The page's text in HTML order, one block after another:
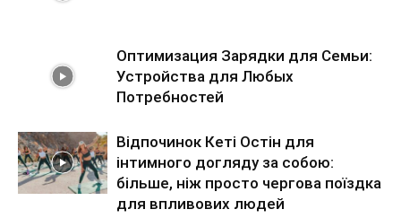
Оптимизация Зарядки для Семьи:
Устройства для Любых
Потребностей
Відпочинок Кеті Остін для
інтимного догляду за собою:
більше, ніж просто чергова поїздка
для впливових людей